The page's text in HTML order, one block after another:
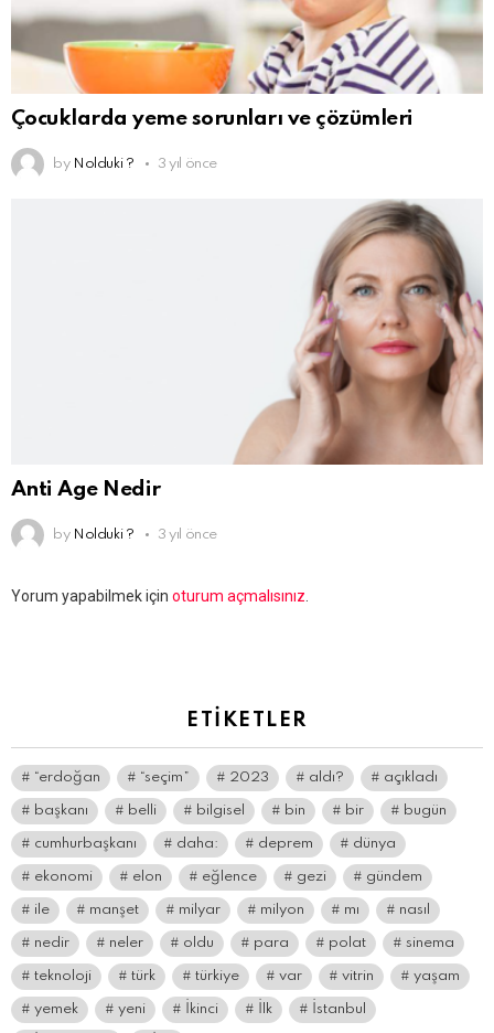
Çocuklarda yeme sorunları ve çözümleri
by Nolduki ? 3 yıl önce
Anti Age Nedir
by Nolduki ? 3 yıl önce
Bir
Yorum yapabilmek için oturum açmalısınız
ETIKETLER
“erdoğan “seçim” 2023 aldı? açıkladı
başkanı belli bilgisel bin bir bugün
cumhurbaşkanı daha: deprem dünya
ekonomi elon eğlence gezi gündem
ile manşet milyar milyon mı nasıl
nedir neler oldu para polat sinema
teknoloji türk türkiye var vitrin yaşam
yemek yeni İkinci İlk İstanbul